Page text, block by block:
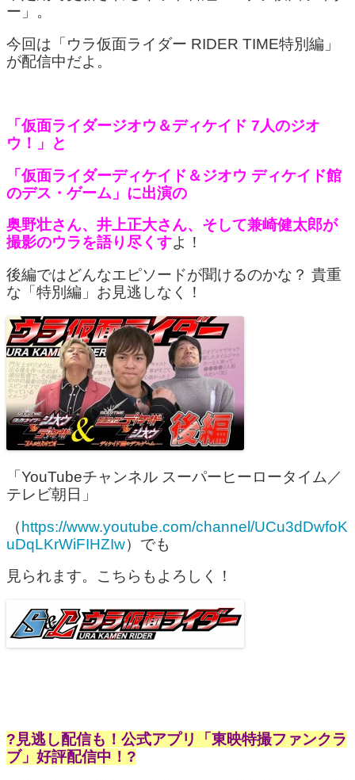
ー」。
今回は「ウラ仮面ライダー RIDER TIME特別編」
が配信中だよ。
「仮面ライダージオウ＆ディケイド 7人のジオ
ウ！」と
「仮面ライダーディケイド＆ジオウ ディケイド館
のデス・ゲーム」に出演の
奥野壮さん、井上正大さん、そして兼崎健太郎が
撮影のウラを語り尽くすよ！
後編ではどんなエピソードが聞けるのかな？ 貴重
な「特別編」お見逃しなく！
「YouTubeチャンネル スーパーヒーロータイム／
テレビ朝日」
（https://www.youtube.com/channel/UCu3dDwfoK
uDqLKrWiFIHZIw）でも
見られます。こちらもよろしく！
?見逃し配信も！公式アプリ「東映特撮ファンクラ
ブ」好評配信中！?